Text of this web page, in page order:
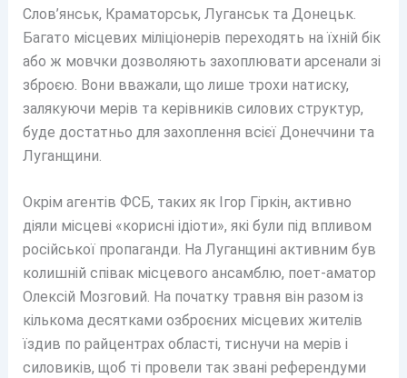
Слов’янськ, Краматорськ, Луганськ та Донецьк.
Багато місцевих міліціонерів переходять на їхній бік
або ж мовчки дозволяють захоплювати арсенали зі
зброєю. Вони вважали, що лише трохи натиску,
залякуючи мерів та керівників силових структур,
буде достатньо для захоплення всієї Донеччини та
Луганщини.
Окрім агентів ФСБ, таких як Ігор Гіркін, активно
діяли місцеві «корисні ідіоти», які були під впливом
російської пропаганди. На Луганщині активним був
колишній співак місцевого ансамблю, поет-аматор
Олексій Мозговий. На початку травня він разом із
кількома десятками озброєних місцевих жителів
їздив по райцентрах області, тиснучи на мерів і
силовиків, щоб ті провели так звані референдуми